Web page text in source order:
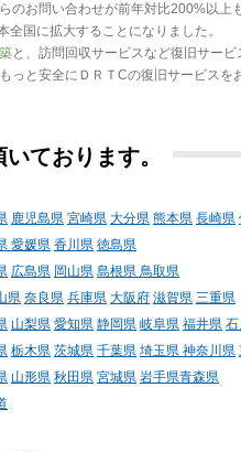
のお問い合わせが前年対比200%以上
全国に拡大することになりました。
と、訪問回収サービスなど復旧サー
っと安全にＤＲＴCの復旧サービスを
ております。
鹿児島県 宮崎県 大分県 熊本県 長崎県
愛媛県 香川県 徳島県
広島県 岡山県 島根県 鳥取県
県 奈良県 兵庫県 大阪府 滋賀県 三重県
山梨県 愛知県 静岡県 岐阜県 福井県
栃木県 茨城県 千葉県 埼玉県 神奈川県
山形県 秋田県 宮城県 岩手県青森県